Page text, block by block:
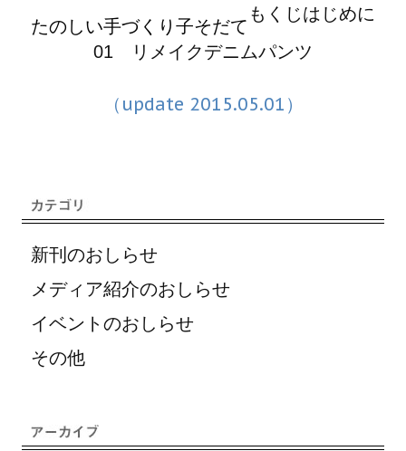
たのしい手づくり子そだて
もくじはじめに
01 リメイクデニムパンツ
（update 2015.05.01）
新刊のおしらせ
メディア紹介のおしらせ
イベントのおしらせ
その他